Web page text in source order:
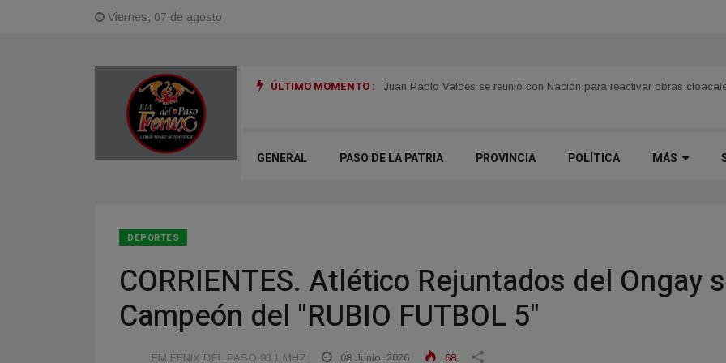
Viernes, 07 de agosto
ÚLTIMO MOMENTO :
para reactivar obras cloacales en Corrientes y Paso de la Patria Se promocionó la 61.ª Fiesta Nacional de la Pesca del Dorado en
GENERAL PASO DE LA PATRIA PROVINCIA POLÍTICA MÁS
DEPORTES
CORRIENTES. Atlético Rejuntados del Ongay
Campeón del "RUBIO FUTBOL 5"
FM FENIX DEL PASO 93.1 MHZ 08 Junio, 2026 68